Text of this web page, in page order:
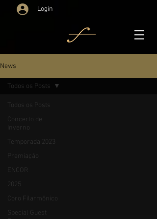
Login
News
Todos os Posts
Concerto de
Inverno
Temporada 2023
Premiação
ENCOR
2025
Coro Filarmônico
Special Guest
Todos os Posts